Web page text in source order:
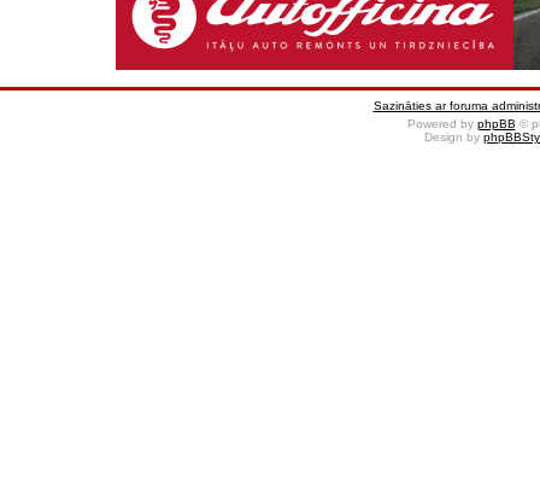
Sazināties ar foruma
Powered by phpBB ©
Design by